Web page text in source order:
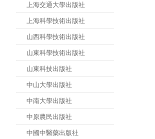
上海交通大學出版社
上海科學技術出版社
山西科學技術出版社
山東科學技術出版社
山東科技出版社
中山大學出版社
中南大學出版社
中原農民出版社
中國中醫藥出版社